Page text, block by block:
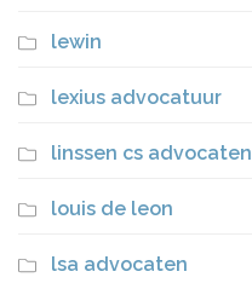
lewin
lexius advocatuur
linssen cs advocaten
louis de leon
lsa advocaten